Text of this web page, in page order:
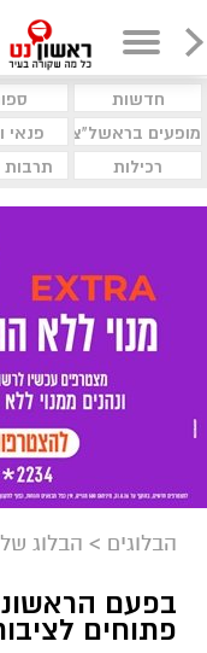
חדשות
מופעים בראשל"צ
פנאי
רכילות
תרבות
הבלוגים > הבלוג
בפעם
פתוחים